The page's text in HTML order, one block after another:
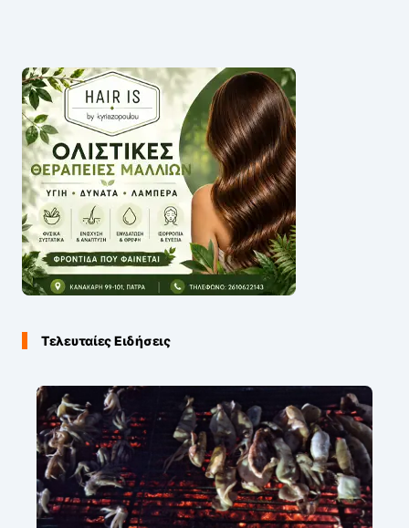
Τελευταίες Ειδήσεις